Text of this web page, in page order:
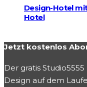
Design-Hotel
Hotel
Jetzt kostenlos
Der gratis
Design auf dem